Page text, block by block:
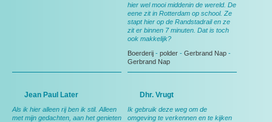
hier wel mooi middenin de wereld. De
eene zit in Rotterdam op school. Ze
stapt hier op de Randstadrail en ze
zit er binnen 7 minuten. Dat is toch
ook makkelijk?
Boerderij - polder - Gerbrand Nap -
Gerbrand Nap
Jean Paul Later
Als ik hier alleen rij ben ik stil. Alleen
met mijn gedachten, aan het genieten
Dhr. Vrugt
Ik gebruik deze weg om de
omgeving te verkennen en te kijken